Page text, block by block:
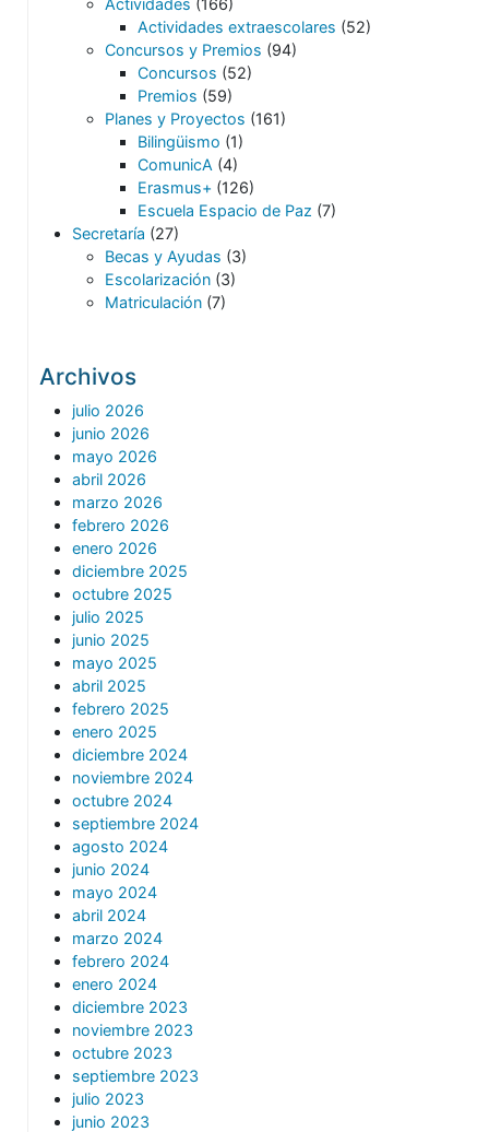
Actividades (166)
Actividades extraescolares (52)
Concursos y Premios (94)
Concursos (52)
Premios (59)
Planes y Proyectos (161)
Bilingüismo (1)
ComunicA (4)
Erasmus+ (126)
Escuela Espacio de Paz (7)
Secretaría (27)
Becas y Ayudas (3)
Escolarización (3)
Matriculación (7)
Archivos
julio 2026
junio 2026
mayo 2026
abril 2026
marzo 2026
febrero 2026
enero 2026
diciembre 2025
octubre 2025
julio 2025
junio 2025
mayo 2025
abril 2025
febrero 2025
enero 2025
diciembre 2024
noviembre 2024
octubre 2024
septiembre 2024
agosto 2024
junio 2024
mayo 2024
abril 2024
marzo 2024
febrero 2024
enero 2024
diciembre 2023
noviembre 2023
octubre 2023
septiembre 2023
julio 2023
junio 2023